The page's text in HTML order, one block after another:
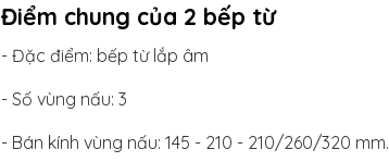
Điểm chung của 2 bếp từ
- Đặc điểm: bếp từ lắp âm
- Số vùng nấu: 3
- Bán kính vùng nấu: 145 - 210 - 210/260/320 mm.